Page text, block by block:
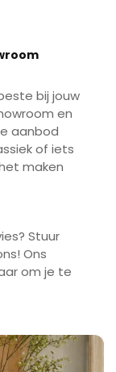
bij jouw
en
aanbod
of iets
maken
Stuur
Ons
om je te